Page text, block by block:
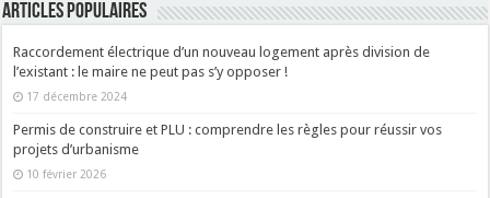
ARTICLES POPULAIRES
Raccordement électrique d’un nouveau logement après division de
l’existant : le maire ne peut pas s’y opposer !
17 décembre 2024
Permis de construire et PLU : comprendre les règles pour réussir vos
projets d’urbanisme
10 février 2026